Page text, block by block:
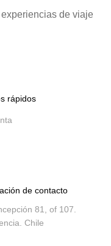
de viaje
rápidos
de contacto
81, of 107.
Chile